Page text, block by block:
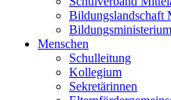
Bildungslandschaft
Bildungsministerium
Menschen
Schulleitung
Kollegium
Sekretärinnen